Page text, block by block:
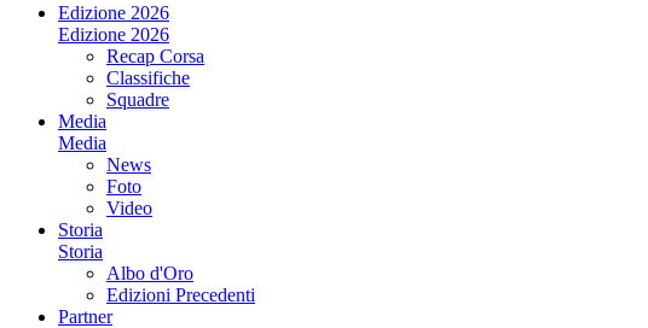
Edizione 2026
Edizione 2026
Recap Corsa
Classifiche
Squadre
Media
Media
News
Foto
Video
Storia
Storia
Albo d'Oro
Edizioni Precedenti
Partner